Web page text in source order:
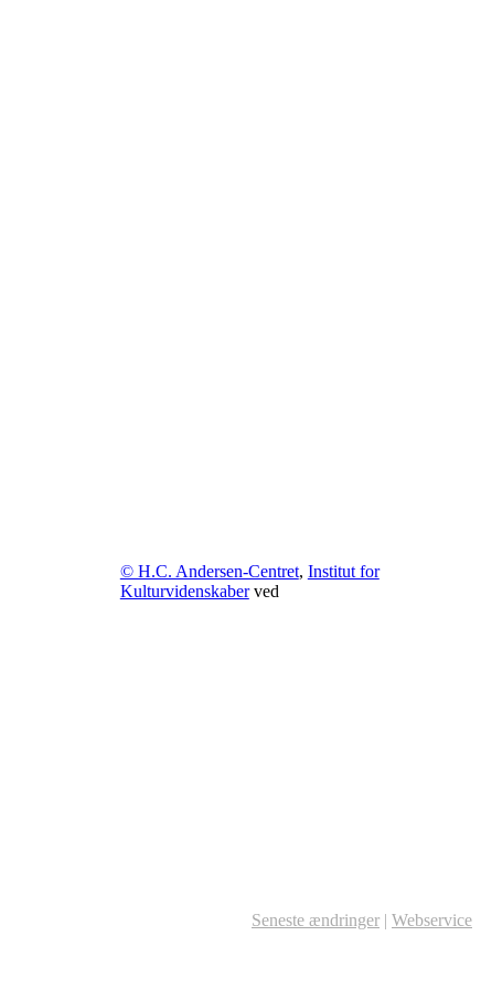
© H.C. Andersen-Centret, Institut for
Kulturvidenskaberved
Seneste ændringer | Webservice